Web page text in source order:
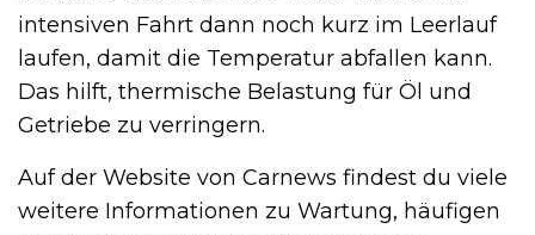
intensiven Fahrt dann noch kurz im Leerlauf
laufen, damit die Temperatur abfallen kann.
Das hilft, thermische Belastung für Öl und
Getriebe zu verringern.
Auf der Website von Carnews findest du viele
weitere Informationen zu Wartung, häufigen